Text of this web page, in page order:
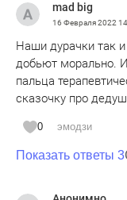
mad big
16 Февраля 2022
Наши дурачки так
добьют морально.
пальца
сказочку про
0 эмодзи
Показать ответы 3